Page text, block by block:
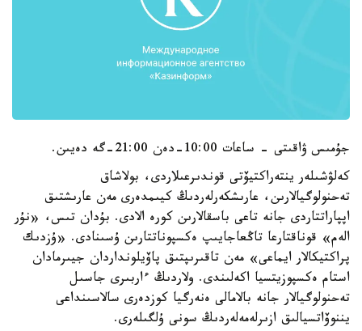
جۇمىس ۋاقىتى - ساعات 10:00-دەن 21:00-گە دەيىن.
كەلۋشىلەر ينتەراكتيۆتى قوندىرعىلاردى، بولاشاق
تەحنولوگيالارىن، عارىشكەرلەردىڭ كيىمدەرى مەن عارىشتىق
اپپاراتتاردى جانە تاعى باسقالارىن كورە الادى. بۇدان تىس، «نۇر
الەم» قوناقتارعا تاڭعاجايىپ ەكسپوناتتارىن ۇسىنادى. «ۇزدىك
پراكتيكالار ايماعى» مەن تاقىرىپتىق پاۆيلونداردان جيىرمادان
استام ەكسپوزيتسيا اكەلىندى. ولاردىڭ ءاربىرى جاسىل
تەحنولوگيالار جانە بالامالى ەنەرگيا كوزدەرى سالاسىنداعى
يننوۆاتسيالىق ازىرلەمەلەردىڭ سونى ۇلگىلەرى.